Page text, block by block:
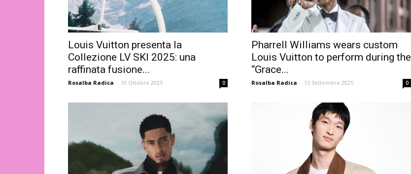
Louis Vuitton presenta la
Collezione LV SKI 2025: una
raffinata fusione...
Rosalba Radica - 10 Ottobre 2025 0
Pharrell Williams wears custom
Louis Vuitton to perform during the
“Grace...
Rosalba Radica - 15 Settembre 2025 0